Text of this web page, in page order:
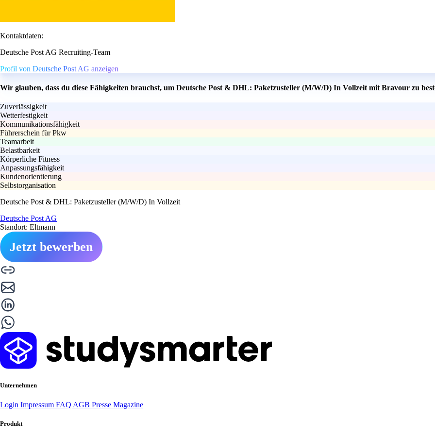
Kontaktdaten:
Deutsche Post AG Recruiting-Team
Profil von Deutsche Post AG anzeigen
Wir glauben, dass du diese Fähigkeiten brauchst, um Deutsche Post & DHL: Paketzusteller (M/W/D) In Vollzeit mit Bravour zu
Zuverlässigkeit
Wetterfestigkeit
Kommunikationsfähigkeit
Führerschein für Pkw
Teamarbeit
Belastbarkeit
Körperliche Fitness
Anpassungsfähigkeit
Kundenorientierung
Selbstorganisation
Deutsche Post & DHL: Paketzusteller (M/W/D) In Vollzeit
Deutsche Post AG
Standort: Eltmann
Jetzt bewerben
Unternehmen
Login Impressum FAQ AGB Presse Magazine
Produkt